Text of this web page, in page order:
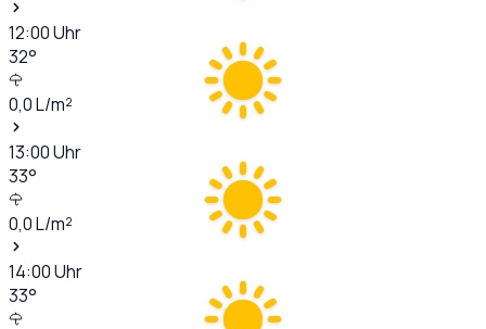
12:00Uhr
32°
0,0L/m²
13:00Uhr
33°
0,0L/m²
14:00Uhr
33°